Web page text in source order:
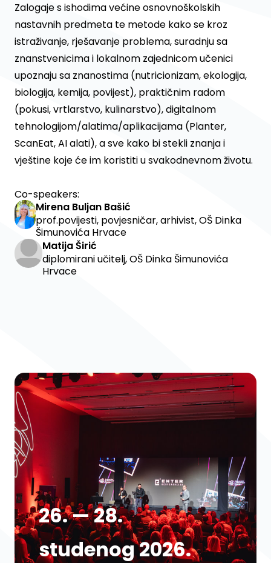
Zalogaje s ishodima većine osnovnoškolskih
nastavnih predmeta te metode kako se kroz
istraživanje, rješavanje problema, suradnju sa
znanstvenicima i lokalnom zajednicom učenici
upoznaju sa znanostima (nutricionizam, ekologija,
biologija, kemija, povijest), praktičnim radom
(pokusi, vrtlarstvo, kulinarstvo), digitalnom
tehnologijom/alatima/aplikacijama (Planter,
ScanEat, AI alati), a sve kako bi stekli znanja i
vještine koje će im koristiti u svakodnevnom životu.
Co-speakers:
Mirena Buljan Bašić
prof.povijesti, povjesničar, arhivist, OŠ Dinka
Šimunovića Hrvace
Matija Širić
diplomirani učitelj, OŠ Dinka Šimunovića
Hrvace
26. — 28.
studenog 2026.